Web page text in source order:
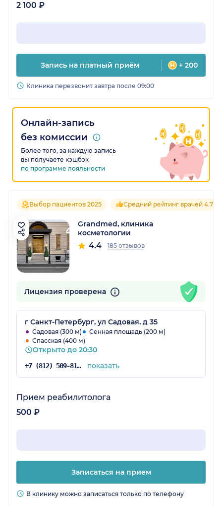
2 100 ₽
Запись на платный приём + 200
Клиника перезвонит завтра после 09:00
Онлайн-запись
без комиссии
Более того, за каждую запись
вы получаете кэшбэк
по программе лояльности
Выбор пациентов 2025 Средний рейтинг врачей 4.7
Grandmed, клиника
косметологии
4.4 185 отзывов
Лицензия проверена
г Санкт-Петербург, ул Садовая, д 35
Садовая (300 м)
Сенная площадь (200 м)
Спасская (400 м)
Открыто до 20:30
+7 (812) 509-81-78 показать
Прием реабилитолога
500 ₽
Записаться на прием
В клинику можно записаться только по телефону